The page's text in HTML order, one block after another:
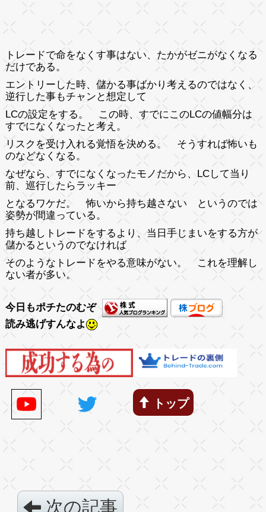
トレードで命をなくす事はない、たかがゼニがなくなる
だけである。
エントリーした時、儲かる事ばかり考えるのではなく、
逆行した事もチャンと想定して
LCの設定をする。 この時、すでにこのLCの値幅分は
すでになくなったと考え。
リスクを受け入れる覚悟を決める。 そうすれば怖いも
のなどなくなる。
なぜなら、すでになくなったモノだから、LCして当り
前、巡行したらラッキー
となるワケだ。 怖いから持ち越さない というのでは
姿勢が間違っている。
持ち越しトレードをするより、当日手じまいをする方が
儲かるというのでなければ
そのようなトレードをやる意味がない。 これを理解し
ない者が多い。
今日もポチたのむぞ
読み逃げすんなよ
トップ
次の記事